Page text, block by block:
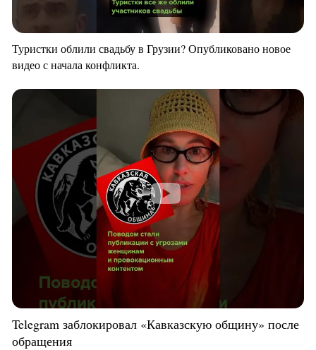
Туристки облили свадьбу в Грузии? Опубликовано новое
видео с начала конфликта.
Telegram заблокировал «Кавказскую общину» после
обращения